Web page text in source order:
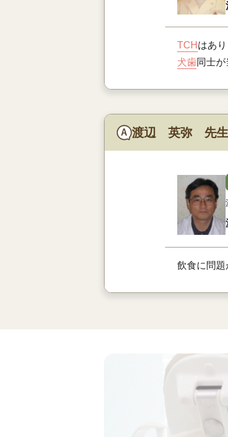
TCH はあ
犬歯同士
渡辺 英弥 先生
飲食に問題